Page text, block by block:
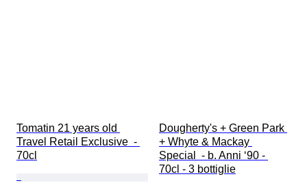
Tomatin 21 years old
Travel Retail Exclusive  -
70cl
Dougherty's + Green Park
+ Whyte & Mackay
Special  - b. Anni ‘90 -
70cl - 3 bottiglie